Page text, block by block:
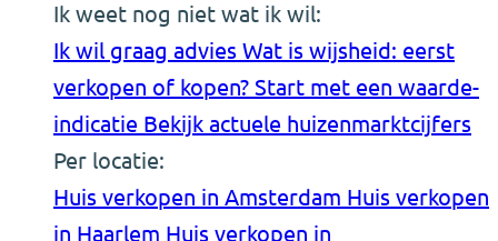
Ik weet nog niet wat ik wil:
Ik wil graag advies Wat is wijsheid: eerst
verkopen of kopen? Start met een waarde-
indicatie Bekijk actuele huizenmarktcijfers
Per locatie:
Huis verkopen in Amsterdam Huis verkopen
in Haarlem Huis verkopen in